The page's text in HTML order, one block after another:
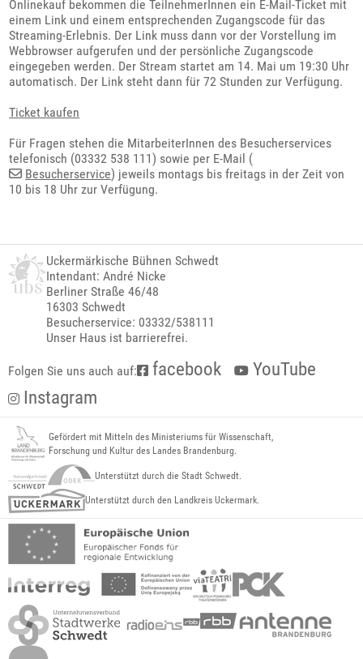
Onlinekauf bekommen die TeilnehmerInnen ein E-Mail-Ticket mit
einem Link und einem entsprechenden Zugangscode für das
Streaming-Erlebnis. Der Link muss dann vor der Vorstellung im
Webbrowser aufgerufen und der persönliche Zugangscode
eingegeben werden. Der Stream startet am 14. Mai um 19:30 Uhr
automatisch. Der Link steht dann für 72 Stunden zur Verfügung.
Ticket kaufen
Für Fragen stehen die MitarbeiterInnen des Besucherservices
telefonisch (03332 538 111) sowie per E-Mail (
Besucherservice) jeweils montags bis freitags in der Zeit von
10 bis 18 Uhr zur Verfügung.
Uckermärkische Bühnen Schwedt
Intendant: André Nicke
Berliner Straße 46/48
16303 Schwedt
Besucherservice: 03332/538111
Unser Haus ist barrierefrei.
Folgen Sie uns auch auf: facebook
YouTube
Instagram
Gefördert mit Mitteln des Ministeriums für Wissenschaft,
Forschung und Kultur des Landes Brandenburg.
Unterstützt durch die Stadt Schwedt.
Unterstützt durch den Landkreis Uckermark.